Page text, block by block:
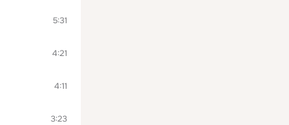
5:31
4:21
4:11
3:23